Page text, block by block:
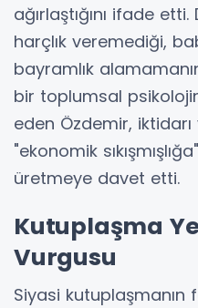
ağırlaştığını ifade
harçlık veremediği,
bayramlık
bir toplumsal
eden Özdemir, iktidarı
"ekonomik
üretmeye davet etti.
Kutuplaşma
Vurgusu
Siyasi kutuplaşmanın